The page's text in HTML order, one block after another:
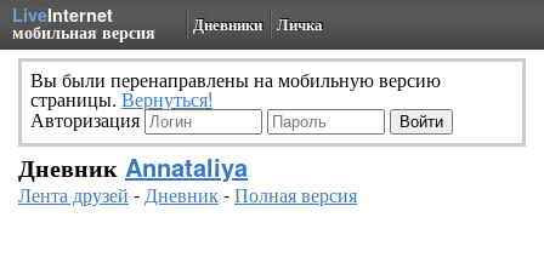
LiveInternet
мобильная версия Дневники Личка
Вы были перенаправлены на мобильную версию
страницы. Вернуться!
Авторизация
Дневник Annataliya
Лента друзей -Дневник-Полная версия